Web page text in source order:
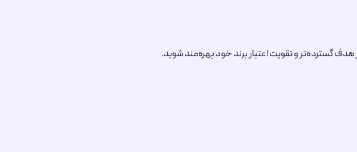
گسترده‌تر و تقویت اعتبار برند خود بهره‌مند شوید.